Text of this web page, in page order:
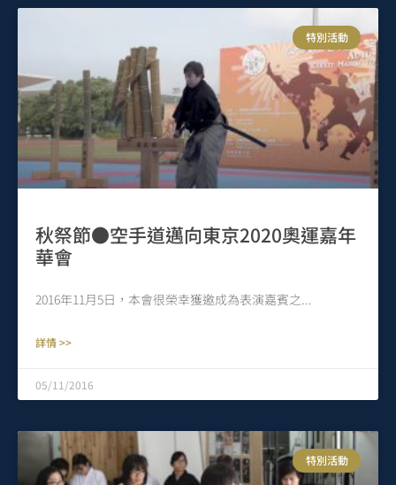
特別活動
秋祭節●空手道邁向東京2020奧運嘉年
華會
2016年11月5日，本會很榮幸獲邀成為表演嘉賓之
詳情 >>
05/11/2016
特別活動